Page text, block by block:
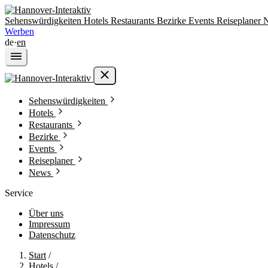
Sehenswürdigkeiten Hotels Restaurants Bezirke Events Reiseplaner
Werben
de·en
Sehenswürdigkeiten
Hotels
Restaurants
Bezirke
Events
Reiseplaner
News
Service
Über uns
Impressum
Datenschutz
Start /
Hotels /